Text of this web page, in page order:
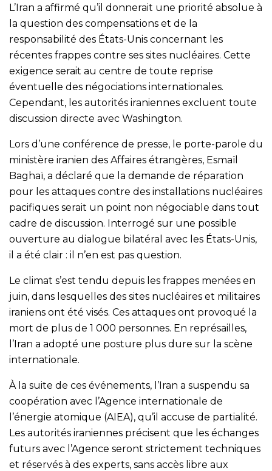
L’Iran a affirmé qu’il donnerait une priorité absolue à
la question des compensations et de la
responsabilité des États-Unis concernant les
récentes frappes contre ses sites nucléaires. Cette
exigence serait au centre de toute reprise
éventuelle des négociations internationales.
Cependant, les autorités iraniennes excluent toute
discussion directe avec Washington.
Lors d’une conférence de presse, le porte-parole du
ministère iranien des Affaires étrangères, Esmaïl
Baghaï, a déclaré que la demande de réparation
pour les attaques contre des installations nucléaires
pacifiques serait un point non négociable dans tout
cadre de discussion. Interrogé sur une possible
ouverture au dialogue bilatéral avec les États-Unis,
il a été clair : il n’en est pas question.
Le climat s’est tendu depuis les frappes menées en
juin, dans lesquelles des sites nucléaires et militaires
iraniens ont été visés. Ces attaques ont provoqué la
mort de plus de 1 000 personnes. En représailles,
l’Iran a adopté une posture plus dure sur la scène
internationale.
À la suite de ces événements, l’Iran a suspendu sa
coopération avec l’Agence internationale de
l’énergie atomique (AIEA), qu’il accuse de partialité.
Les autorités iraniennes précisent que les échanges
futurs avec l’Agence seront strictement techniques
et réservés à des experts, sans accès libre aux